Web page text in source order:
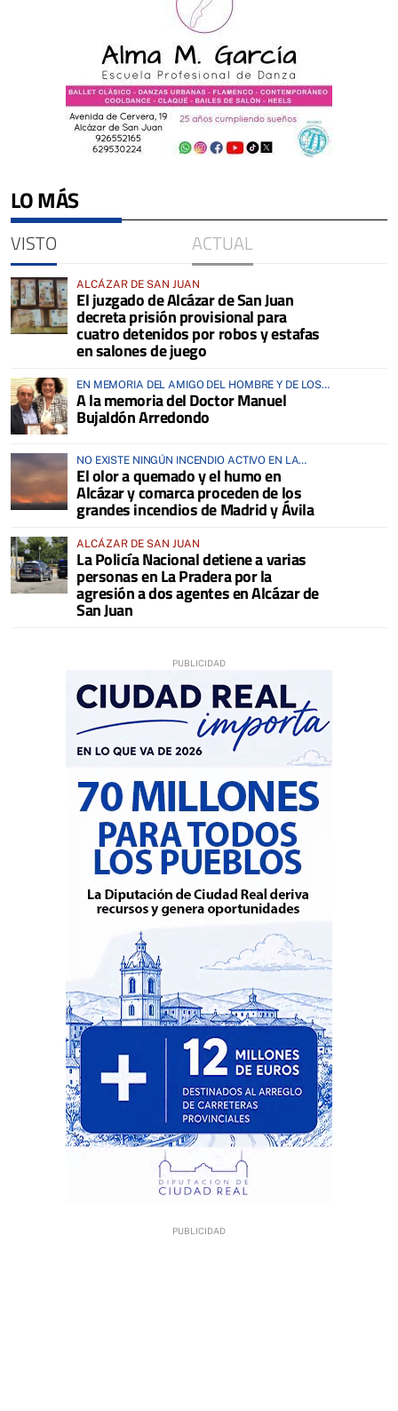
LO MÁS
VISTO ACTUAL
ALCÁZAR DE SAN JUAN
El juzgado de Alcázar de San Juan
decreta prisión provisional para
cuatro detenidos por robos y estafas
en salones de juego
EN MEMORIA DEL AMIGO DEL HOMBRE Y DE LOS
ANIMALES
A la memoria del Doctor Manuel
Bujaldón Arredondo
NO EXISTE NINGÚN INCENDIO ACTIVO EN LA
COMARCA
El olor a quemado y el humo en
Alcázar y comarca proceden de los
grandes incendios de Madrid y Ávila
ALCÁZAR DE SAN JUAN
La Policía Nacional detiene a varias
personas en La Pradera por la
agresión a dos agentes en Alcázar de
San Juan